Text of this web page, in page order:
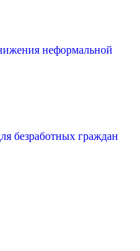
неформальной
безработных граждан